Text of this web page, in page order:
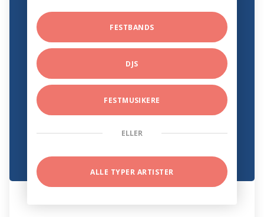
FESTBANDS
DJS
FESTMUSIKERE
ELLER
ALLE TYPER ARTISTER